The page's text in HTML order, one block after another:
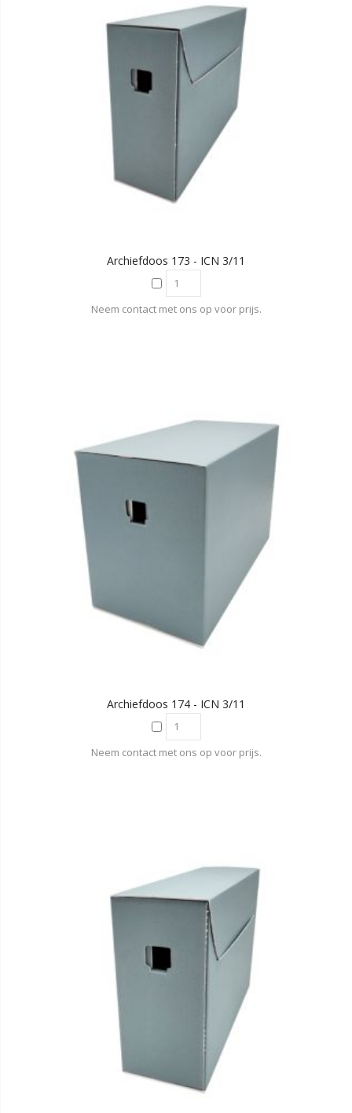
Archiefdoos 173 - ICN 3/11
Neem contact met ons op voor prijs.
Archiefdoos 174 - ICN 3/11
Neem contact met ons op voor prijs.